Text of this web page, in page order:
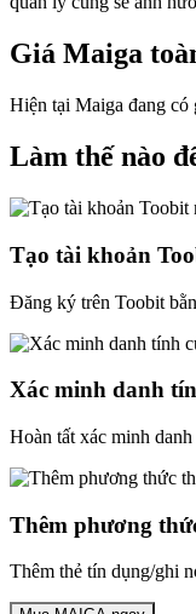
Giá Maiga
Hiện tại Maiga đang có
Làm thế nào
Tạo tài khoản
Đăng ký trên Toobit
Xác minh danh
Hoàn tất xác minh
Thêm phương
Thêm thẻ tín dụng/ghi